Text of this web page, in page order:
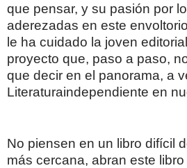
que pensar, y su pasión por
aderezadas en este
le ha cuidado la joven
proyecto que, paso a paso,
que decir en el panorama, a
Literaturaindependiente en
No piensen en un libro difícil
más cercana, abran este